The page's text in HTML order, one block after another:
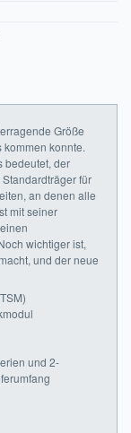
Größe
kommen konnte.
bedeutet, der
für
an denen alle
mit seiner
wichtiger ist,
und der neue
und 2-